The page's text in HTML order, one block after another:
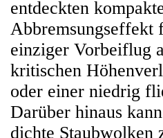
entdeckten
Abbremsungseffekt
einziger Vorbeiflug
kritischen
oder einer niedrig
Darüber hinaus
dichte Staubwolken